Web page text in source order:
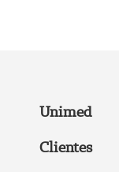
Unimed
Clientes